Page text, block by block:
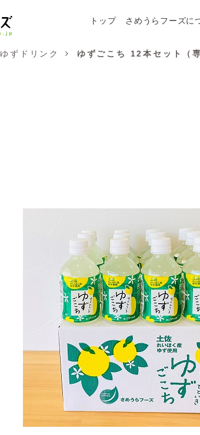
トップ さめうらフーズに
ゆずドリンク ゆずごこち 12本セット（